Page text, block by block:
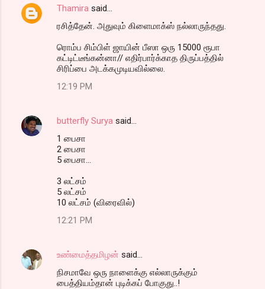
Thamira said…
ரசித்தேன். அதுவும் கிளைமாக்ஸ் நல்லாருந்தது.
ரொம்ப சிம்பிள் ஜாயின் பீஸா ஒரு 15000 ரூபா
கட்டிட்டீங்கன்னா// எதிர்பார்க்காத திருப்பத்தில்
சிரிப்பை அடக்கமுடியவில்லை.
12:19 PM
butterfly Surya said…
1 பைசா
2 பைசா
5 பைசா...
3 லட்சம்
5 லட்சம்
10 லட்சம் (விரைவில்)
12:21 PM
உண்மைத்தமிழன் said…
நிசமாவே ஒரு நாளைக்கு எல்லாருக்கும்
பைத்தியம்தான் புடிக்கப் போகுது..!